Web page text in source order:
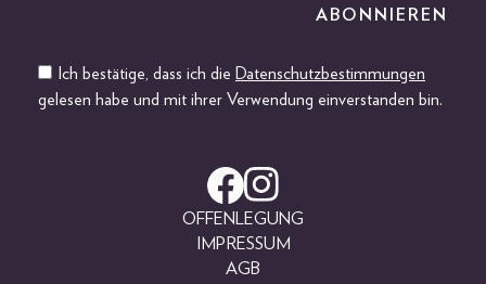
Ich bestätige, dass ich die Datenschutzbestimmungen
gelesen habe und mit ihrer Verwendung einverstanden bin.
OFFENLEGUNG
IMPRESSUM
AGB